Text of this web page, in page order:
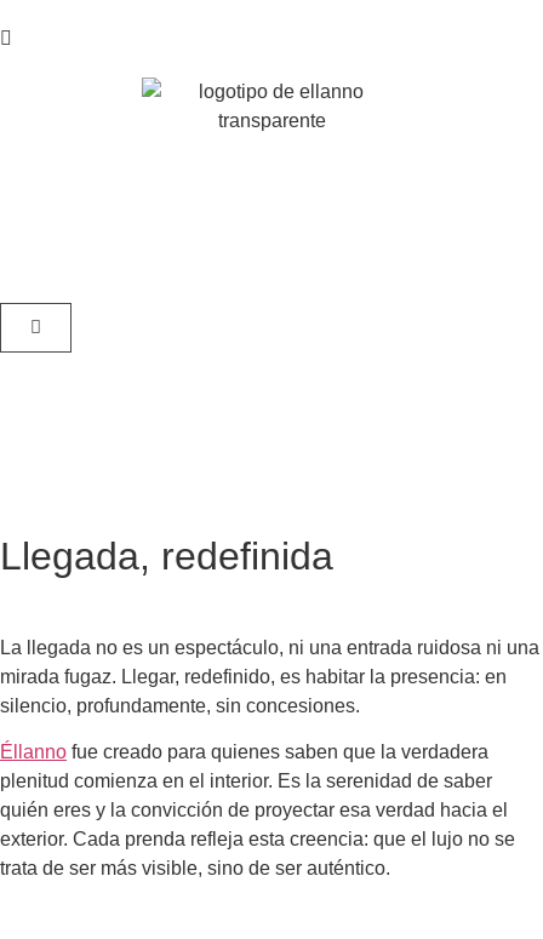
Llegada, redefinida
La llegada no es un espectáculo, ni una entrada ruidosa ni una
mirada fugaz. Llegar, redefinido, es habitar la presencia: en
silencio, profundamente, sin concesiones.
Éllanno fue creado para quienes saben que la verdadera
plenitud comienza en el interior. Es la serenidad de saber
quién eres y la convicción de proyectar esa verdad hacia el
exterior. Cada prenda refleja esta creencia: que el lujo no se
trata de ser más visible, sino de ser auténtico.